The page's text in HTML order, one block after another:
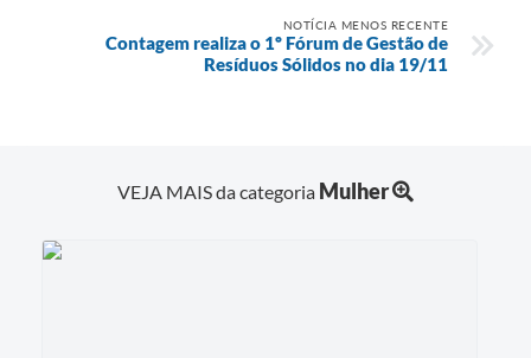
NOTÍCIA MENOS RECENTE
Contagem realiza o 1º Fórum de Gestão de
Resíduos Sólidos no dia 19/11
VEJA MAIS da categoria Mulher